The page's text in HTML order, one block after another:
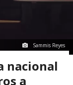
Sammis Reyes
nacional
a